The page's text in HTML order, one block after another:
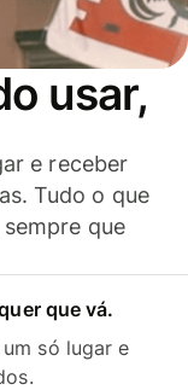
usar,
e receber
Tudo o que
que
que vá.
só lugar e